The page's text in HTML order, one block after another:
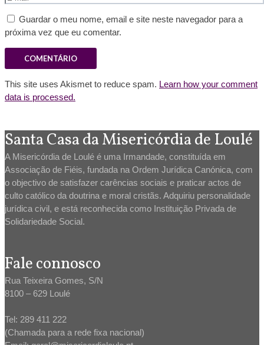
Guardar o meu nome, email e site neste navegador para a
próxima vez que eu comentar.
This site uses Akismet to reduce spam. Learn how your comment
data is processed.
Santa Casa da Misericórdia de Loulé
A Misericórdia de Loulé é uma Irmandade, constituída em
Associação de Fiéis, fundada na Ordem Jurídica Canónica, com
o objectivo de satisfazer carências sociais e praticar actos de
culto católico da doutrina e moral cristãs. Adquiriu personalidade
jurídica civil, e está reconhecida como Instituição Privada de
Solidariedade Social.
Fale connosco
Rua Teixeira Gomes, S/N
8100 – 629 Loulé
Tel: 289 411 222
(Chamada para a rede fixa nacional)